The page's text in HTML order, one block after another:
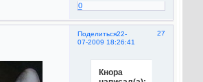
0
Поделиться 27
22-
07-2009 18:26:41
Кнора